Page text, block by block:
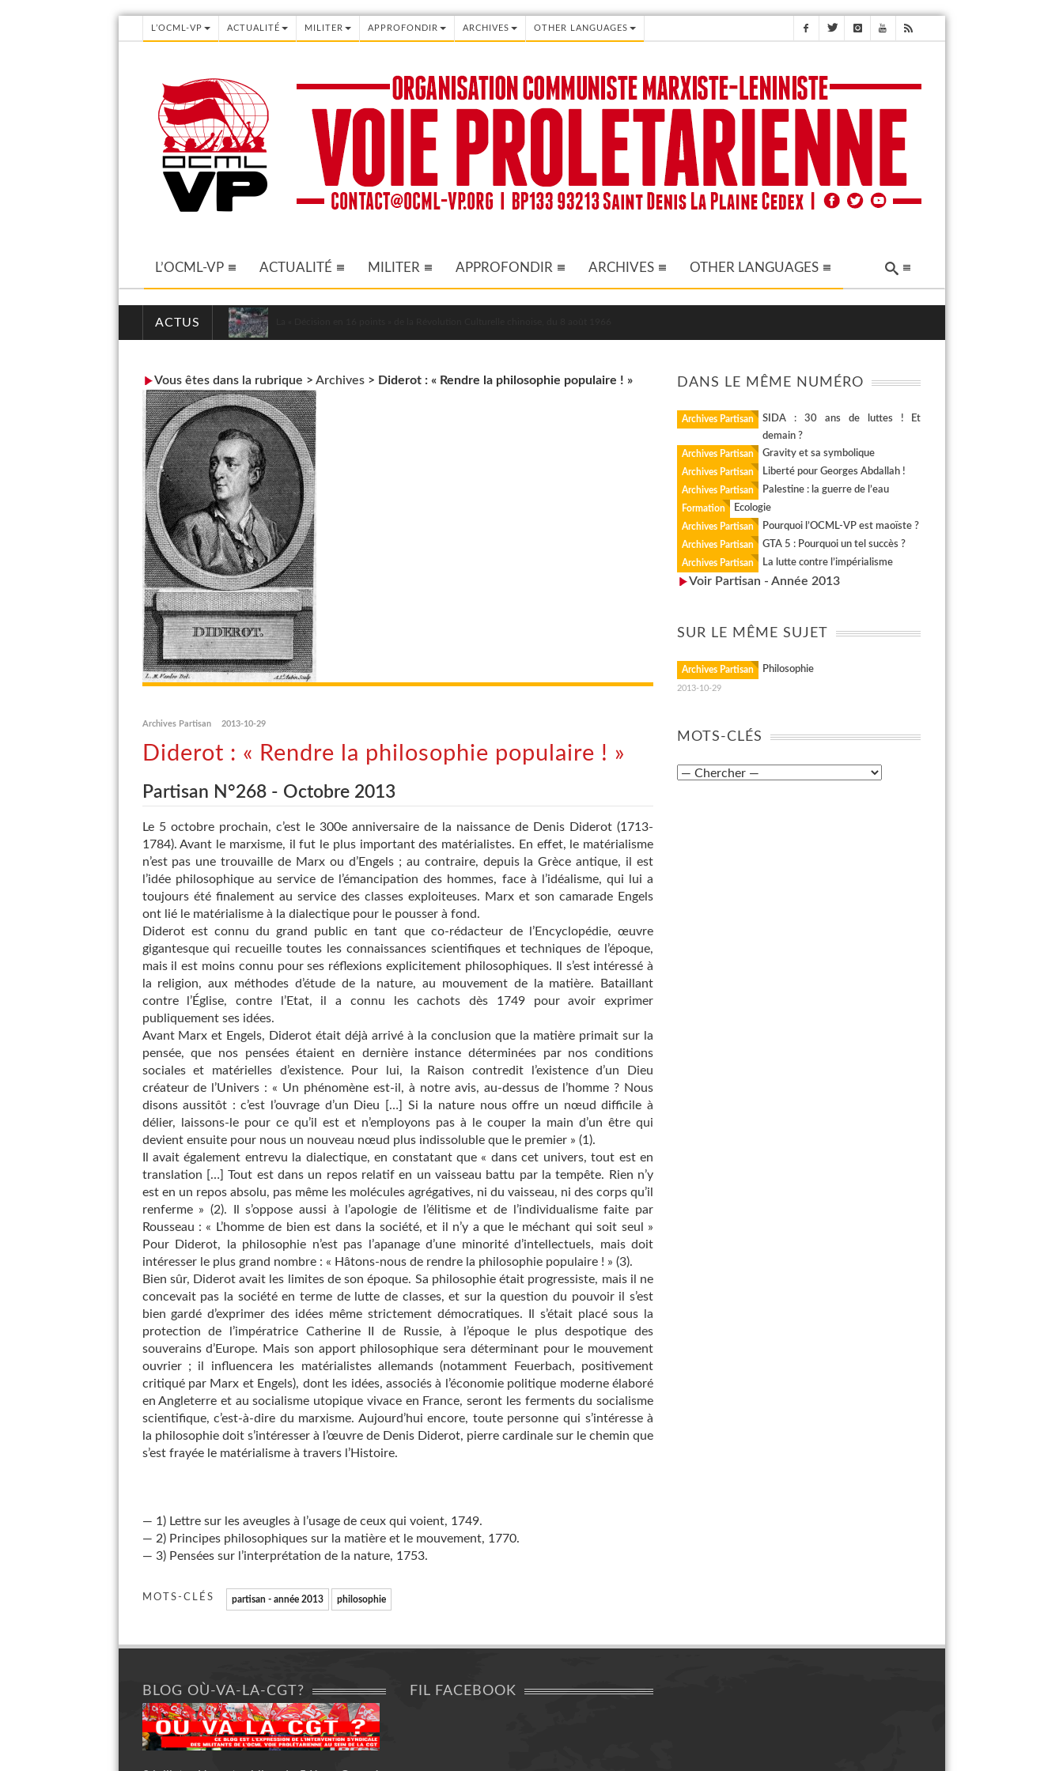
L’OCML-VP ACTUALITÉ MILITER APPROFONDIR ARCHIVES OTHER LANGUAGES
L’OCML-VP ACTUALITÉ MILITER APPROFONDIR ARCHIVES OTHER LANGUAGES
ACTUS
Vous êtes dans la rubrique > Archives> Diderot : « Rendre la philosophie populaire ! »
Archives Partisan 2013-10-29
Diderot : « Rendre la philosophie populaire ! »
Partisan N°268 - Octobre 2013
Le 5 octobre prochain, c’est le 300e anniversaire de la naissance de Denis Diderot (1713-
1784). Avant le marxisme, il fut le plus important des matérialistes. En effet, le matérialisme
n’est pas une trouvaille de Marx ou d’Engels ; au contraire, depuis la Grèce antique, il est
l’idée philosophique au service de l’émancipation des hommes, face à l’idéalisme, qui lui a
toujours été finalement au service des classes exploiteuses. Marx et son camarade Engels
ont lié le matérialisme à la dialectique pour le pousser à fond.
Diderot est connu du grand public en tant que co-rédacteur de l’Encyclopédie, œuvre
gigantesque qui recueille toutes les connaissances scientifiques et techniques de l’époque,
mais il est moins connu pour ses réflexions explicitement philosophiques. Il s’est intéressé à
la religion, aux méthodes d’étude de la nature, au mouvement de la matière. Bataillant
contre l’Église, contre l’Etat, il a connu les cachots dès 1749 pour avoir exprimer
publiquement ses idées.
Avant Marx et Engels, Diderot était déjà arrivé à la conclusion que la matière primait sur la
pensée, que nos pensées étaient en dernière instance déterminées par nos conditions
sociales et matérielles d’existence. Pour lui, la Raison contredit l’existence d’un Dieu
créateur de l’Univers : « Un phénomène est-il, à notre avis, au-dessus de l’homme ? Nous
disons aussitôt : c’est l’ouvrage d’un Dieu […] Si la nature nous offre un nœud difficile à
délier, laissons-le pour ce qu’il est et n’employons pas à le couper la main d’un être qui
devient ensuite pour nous un nouveau nœud plus indissoluble que le premier » (1).
Il avait également entrevu la dialectique, en constatant que « dans cet univers, tout est en
translation […] Tout est dans un repos relatif en un vaisseau battu par la tempête. Rien n’y
est en un repos absolu, pas même les molécules agrégatives, ni du vaisseau, ni des corps qu’il
renferme » (2). Il s’oppose aussi à l’apologie de l’élitisme et de l’individualisme faite par
Rousseau : « L’homme de bien est dans la société, et il n’y a que le méchant qui soit seul »
Pour Diderot, la philosophie n’est pas l’apanage d’une minorité d’intellectuels, mais doit
intéresser le plus grand nombre : « Hâtons-nous de rendre la philosophie populaire ! » (3).
Bien sûr, Diderot avait les limites de son époque. Sa philosophie était progressiste, mais il ne
concevait pas la société en terme de lutte de classes, et sur la question du pouvoir il s’est
bien gardé d’exprimer des idées même strictement démocratiques. Il s’était placé sous la
protection de l’impératrice Catherine II de Russie, à l’époque le plus despotique des
souverains d’Europe. Mais son apport philosophique sera déterminant pour le mouvement
ouvrier ; il influencera les matérialistes allemands (notamment Feuerbach, positivement
critiqué par Marx et Engels), dont les idées, associés à l’économie politique moderne élaboré
en Angleterre et au socialisme utopique vivace en France, seront les ferments du socialisme
scientifique, c’est-à-dire du marxisme. Aujourd’hui encore, toute personne qui s’intéresse à
la philosophie doit s’intéresser à l’œuvre de Denis Diderot, pierre cardinale sur le chemin que
s’est frayée le matérialisme à travers l’Histoire.
— 1) Lettre sur les aveugles à l’usage de ceux qui voient, 1749.
— 2) Principes philosophiques sur la matière et le mouvement, 1770.
— 3) Pensées sur l’interprétation de la nature, 1753.
MOTS-CLÉS partisan - année 2013 philosophie
DANS LE MÊME NUMÉRO
Archives Partisan
SIDA : 30 ans de luttes ! Et
demain ?
Archives Partisan Gravity et sa symbolique
Archives Partisan Liberté pour Georges Abdallah !
Archives Partisan Palestine : la guerre de l’eau
Formation Ecologie
Archives Partisan Pourquoi l’OCML-VP est maoïste ?
Archives Partisan GTA 5 : Pourquoi un tel succès ?
Archives Partisan La lutte contre l’impérialisme
Voir Partisan - Année 2013
SUR LE MÊME SUJET
Archives Partisan Philosophie
2013-10-29
MOTS-CLÉS
BLOG OÙ-VA-LA-CGT? FIL FACEBOOK